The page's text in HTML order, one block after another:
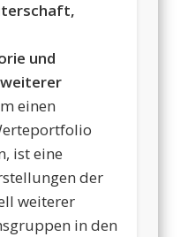
und
einen
ist eine
der
weiterer
in den